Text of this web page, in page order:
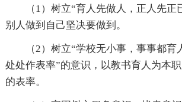
（1）树立“育人先做人，正人先正
别人做到自己坚决要做到。
（2）树立“学校无小事，事事都育
处处作表率”的意识，以教书育人为本
的表率。